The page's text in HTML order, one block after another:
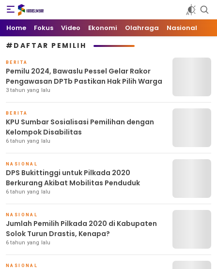
Kata Sumbar
Berita Sumbar Hari Ini
Home Fokus Video Ekonomi Olahraga Nasional
#DAFTAR PEMILIH
BERITA
Pemilu 2024, Bawaslu Pessel Gelar Rakor
Pengawasan DPTb Pastikan Hak Pilih Warga
3 tahun yang lalu
BERITA
KPU Sumbar Sosialisasi Pemilihan dengan
Kelompok Disabilitas
6 tahun yang lalu
NASIONAL
DPS Bukittinggi untuk Pilkada 2020
Berkurang Akibat Mobilitas Penduduk
6 tahun yang lalu
NASIONAL
Jumlah Pemilih Pilkada 2020 di Kabupaten
Solok Turun Drastis, Kenapa?
6 tahun yang lalu
NASIONAL